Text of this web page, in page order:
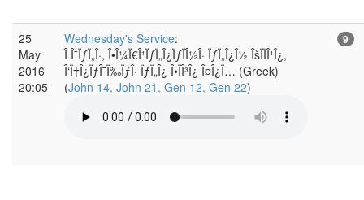
25
May
2016
20:05
Wednesday's Service:
Î Î¯ÏƒÏ„Î·, Î•Î¼Ï€Î¹ÏƒÏ„Î¿ÏƒÏÎ½Î· ÏƒÏ„Î¿Î½ ÎšÏÏÎ¹Î¿,
Î‘Ï†Î¿ÏƒÎ¯Ï‰ÏƒÎ· ÏƒÏ„Î¿ Î•ÏÎ³Î¿ Î¤Î¿Ï… (Greek)
(John 14, John 21, Gen 12, Gen 22)
9